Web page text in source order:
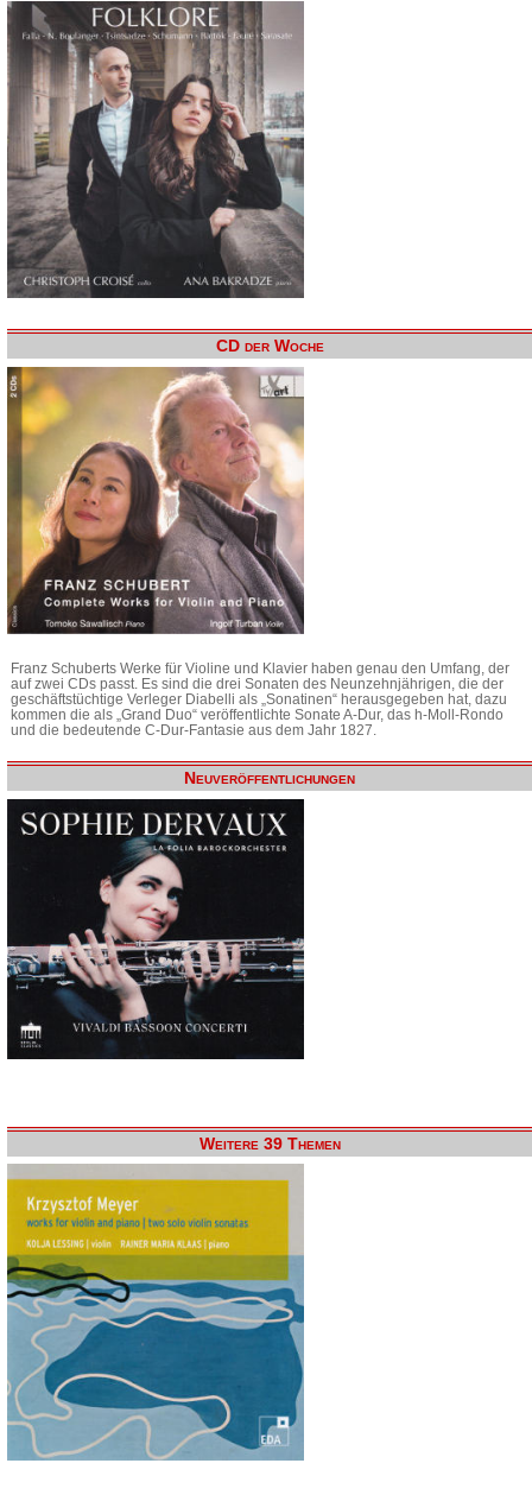
CD der Woche
Franz Schuberts Werke für Violine und Klavier haben genau den Umfang, der
auf zwei CDs passt. Es sind die drei Sonaten des Neunzehnjährigen, die der
geschäftstüchtige Verleger Diabelli als „Sonatinen“ herausgegeben hat, dazu
kommen die als „Grand Duo“ veröffentlichte Sonate A-Dur, das h-Moll-Rondo
und die bedeutende C-Dur-Fantasie aus dem Jahr 1827.
Neuveröffentlichungen
Weitere 39 Themen